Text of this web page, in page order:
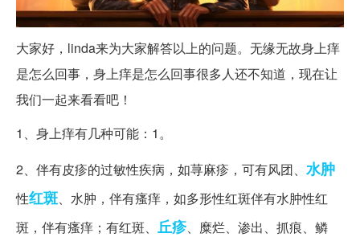
大家好，linda来为大家解答以上的问题。无缘无故身上痒
是怎么回事，身上痒是怎么回事很多人还不知道，现在让
我们一起来看看吧！
1、身上痒有几种可能：1。
2、伴有皮疹的过敏性疾病，如荨麻疹，可有风团、 水肿
性红斑、水肿，伴有瘙痒，如多形性红斑伴有水肿性红
斑，伴有瘙痒；有红斑、 丘疹、糜烂、渗出、抓痕、鳞